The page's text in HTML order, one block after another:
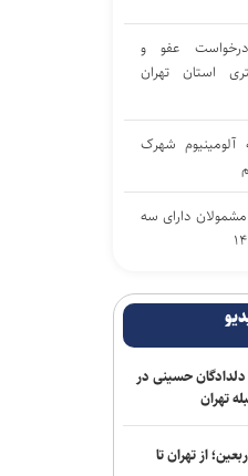
درخواست عفو و
استان تهران
آلومینیوم شهرک
دارای سه
جنوب شرق
به مدرسه
و سکوت وزارت
جاده چالوس و
حسینی در
تهران
از تهران تا